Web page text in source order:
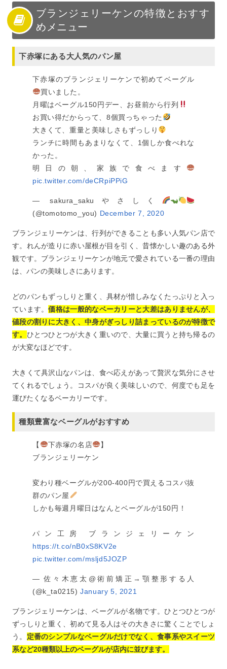
ブランジェリーケンの特徴とおすす
めメニュー
下赤塚にある大人気のパン屋
下赤塚のブランジェリーケンで初めてベーグル
買いました。
月曜はベーグル150円デー、お昼前から行列
お買い得だからって、8個買っちゃった
大きくて、重量と美味しさもずっしり
ランチに時間もあまりなくて、1個しか食べれな
かった。
明日の朝、家族で食べます
pic.twitter.com/deCRpiPPiG
— sakura_sakuやさしく
(@tomotomo_you) December 7, 2020
ブランジェリーケンは、行列ができることも多い人気パン店で
す。れんが造りに赤い屋根が目を引く、昔懐かしい趣のある外
観です。ブランジェリーケンが地元で愛されている一番の理由
は、パンの美味しさにあります。
どのパンもずっしりと重く、具材が惜しみなくたっぷりと入っ
ています。価格は一般的なベーカリーと大差はありませんが、
値段の割りに大きく、中身がぎっしり詰まっているのが特徴で
す。 ひとつひとつが大きく重いので、大量に買うと持ち帰るの
が大変なほどです。
大きくて具沢山なパンは、食べ応えがあって贅沢な気分にさせ
てくれるでしょう。コスパが良く美味しいので、何度でも足を
運びたくなるベーカリーです。
種類豊富なベーグルがおすすめ
【 下赤塚の名店
】
ブランジェリーケン
変わり種ベーグルが200-400円で買えるコスパ抜
群のパン屋
しかも毎週月曜日はなんとベーグルが150円！
パン工房 ブランジェリーケン
https://t.co/nB0xS8KV2e
pic.twitter.com/msljd5JOZP
— 佐々木恵太@術前矯正→顎整形する人
(@k_ta0215)January 5, 2021
ブランジェリーケンは、ベーグルが名物です。ひとつひとつが
ずっしりと重く、初めて見る人はその大きさに驚くことでしょ
う。 定番のシンプルなベーグルだけでなく、食事系やスイーツ
系など20種類以上のベーグルが店内に並びます。